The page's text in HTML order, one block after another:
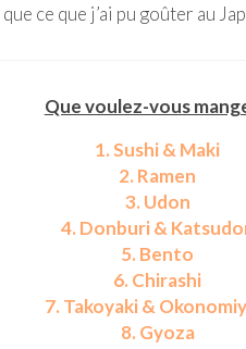
ce que j’ai pu goûter au
Que voulez-vous
1. Sushi & Maki
2. Ramen
3. Udon
4. Donburi &
5. Bento
6. Chirashi
7. Takoyaki &
8. Gyoza